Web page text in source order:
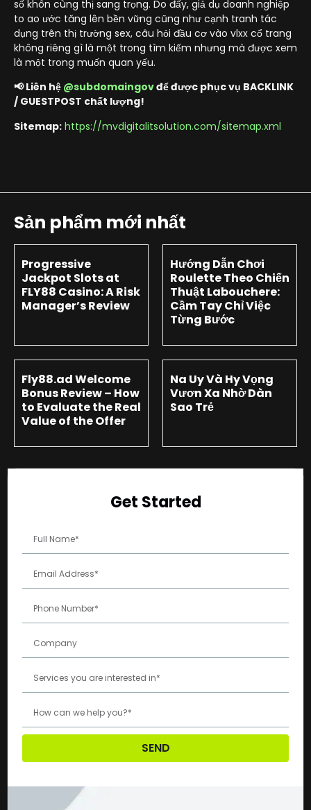
số khôn cùng thị sang trọng. Do đấy, giả dụ doanh nghiệp
to ao ước tăng lên bền vững cũng như cạnh tranh tác
dụng trên thị trường sex, câu hỏi đầu cơ vào vlxx cổ trang
không riêng gì là một trong tìm kiếm nhưng mà được xem
là một trong muốn quan yếu.
📢 Liên hệ @subdomaingovđể được phục vụ BACKLINK
/ GUESTPOST chất lượng!
Sitemap: https://mvdigitalitsolution.com/sitemap.xml
Sản phẩm mới nhất
Progressive
Jackpot Slots at
FLY88 Casino: A Risk
Manager’s Review
Hướng Dẫn Chơi
Roulette Theo Chiến
Thuật Labouchere:
Cầm Tay Chỉ Việc
Từng Bước
Fly88.ad Welcome
Bonus Review – How
to Evaluate the Real
Value of the Offer
Na Uy Và Hy Vọng
Vươn Xa Nhờ Dàn
Sao Trẻ
Get Started
SEND